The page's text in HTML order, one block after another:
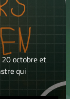
octobre et
qui